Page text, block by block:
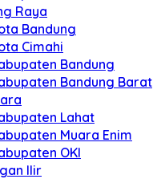
Raya
Bandung
Cimahi
Bandung
Bandung Barat
Lahat
Muara Enim
OKI
Ilir